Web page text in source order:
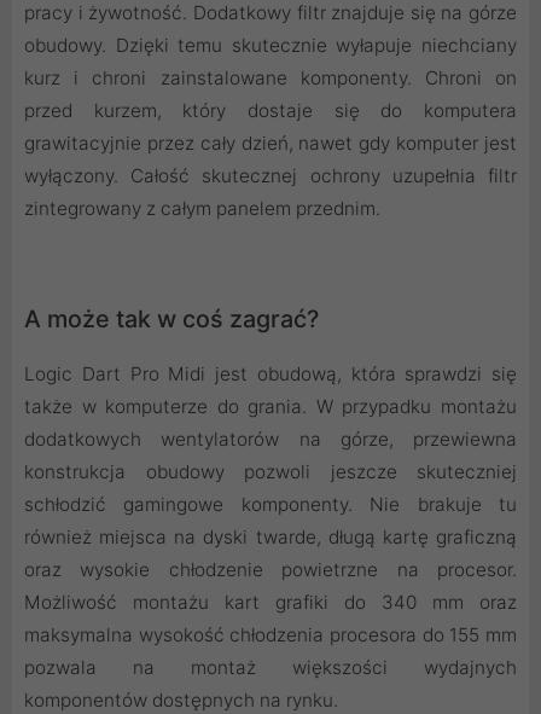
pracy i żywotność. Dodatkowy filtr znajduje się na górze
obudowy. Dzięki temu skutecznie wyłapuje niechciany
kurz i chroni zainstalowane komponenty. Chroni on
przed kurzem, który dostaje się do komputera
grawitacyjnie przez cały dzień, nawet gdy komputer jest
wyłączony. Całość skutecznej ochrony uzupełnia filtr
zintegrowany z całym panelem przednim.
A może tak w coś zagrać?
Logic Dart Pro Midi jest obudową, która sprawdzi się
także w komputerze do grania. W przypadku montażu
dodatkowych wentylatorów na górze, przewiewna
konstrukcja obudowy pozwoli jeszcze skuteczniej
schłodzić gamingowe komponenty. Nie brakuje tu
również miejsca na dyski twarde, długą kartę graficzną
oraz wysokie chłodzenie powietrzne na procesor.
Możliwość montażu kart grafiki do 340 mm oraz
maksymalna wysokość chłodzenia procesora do 155 mm
pozwala na montaż większości wydajnych
komponentów dostępnych na rynku.